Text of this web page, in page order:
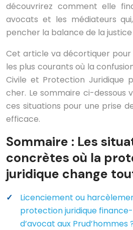
découvrirez comment elle
avocats et les médiateurs
pencher la balance de la
Cet article va décortiquer pour
les plus courants où la
Civile et Protection Juridique
cher. Le sommaire ci-dessous
ces situations pour une prise
efficace.
Sommaire : Les
concrètes où la
juridique change
Licenciement ou
protection juridique
d’avocat aux Prud’hommes